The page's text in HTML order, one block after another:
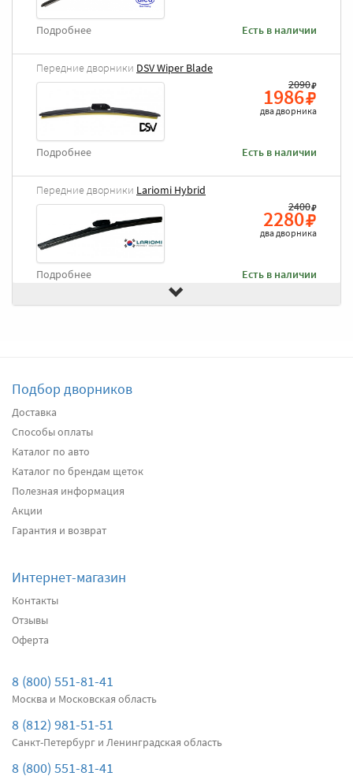
Есть в наличии
Подробнее
Передние дворники DSV Wiper Blade
2090
1986
два дворника
Есть в наличии
Подробнее
Передние дворники Lariomi Hybrid
2400
2280
два дворника
Есть в наличии
Подробнее
Подробнее
Передние дворники
Подробнее
Подробнее
Передние дворники
Подробнее
Подбор дворников
Доставка
Способы оплаты
Каталог по авто
Каталог по брендам щеток
Полезная информация
Акции
Гарантия и возврат
Интернет-магазин
Контакты
Отзывы
Оферта
8 (800) 551-81-41
Москва и Московская область
8 (812) 981-51-51
Санкт-Петербург и Ленинградская область
8 (800) 551-81-41